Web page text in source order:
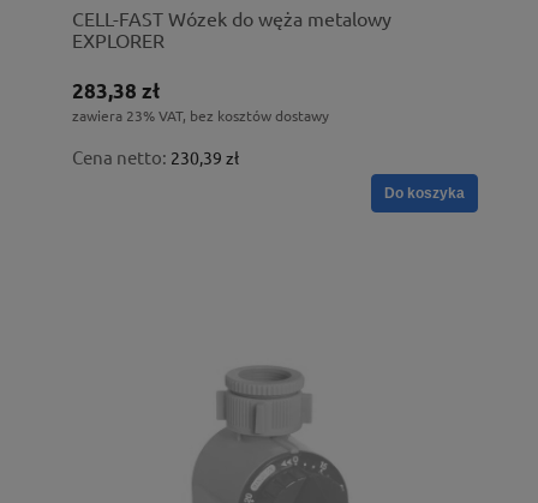
CELL-FAST Wózek do węża metalowy
EXPLORER
283,38 zł
zawiera 23% VAT, bez kosztów dostawy
Cena netto: 230,39 zł
Do koszyka